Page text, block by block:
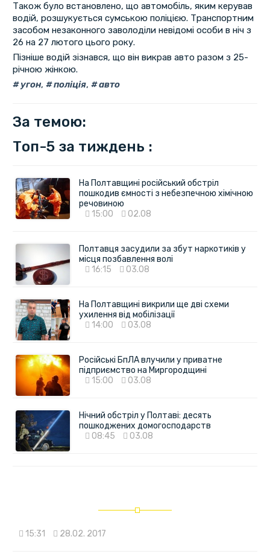
Також було встановлено, що автомобіль, яким керував
водій, розшукується сумською поліцією. Транспортним
засобом незаконного заволоділи невідомі особи в ніч з
26 на 27 лютого цього року.
Пізніше водій зізнався, що він викрав авто разом з 25-
річною жінкою.
угон, поліція, авто
За темою:
Топ-5 за тиждень :
На Полтавщині російський обстріл
пошкодив ємності з небезпечною хімічною
речовиною
15:00
02.08
Полтавця засудили за збут наркотиків у
місця позбавлення волі
16:15
03.08
На Полтавщині викрили ще дві схеми
ухилення від мобілізації
14:00
03.08
Російські БпЛА влучили у приватне
підприємство на Миргородщині
15:00
03.08
Нічний обстріл у Полтаві: десять
пошкоджених домогосподарств
08:45
03.08
15:31 28.02. 2017